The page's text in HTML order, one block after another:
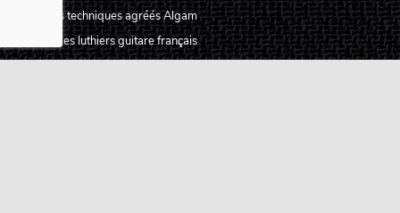
Centres techniques agréés Algam
Carte des luthiers guitare français